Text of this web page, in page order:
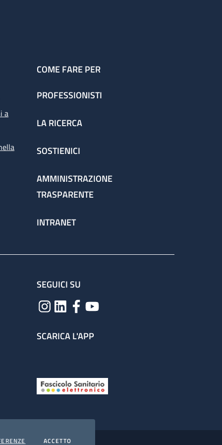
COOKIESACCETTOI COOKIES
a
COME FARE PER
PROFESSIONISTI
LA RICERCA
SOSTIENICI
AMMINISTRAZIONE
TRASPARENTE
INTRANET
SEGUICI SU
SCARICA L'APP